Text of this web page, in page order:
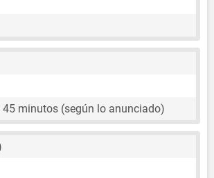
45 minutos (según lo anunciado)